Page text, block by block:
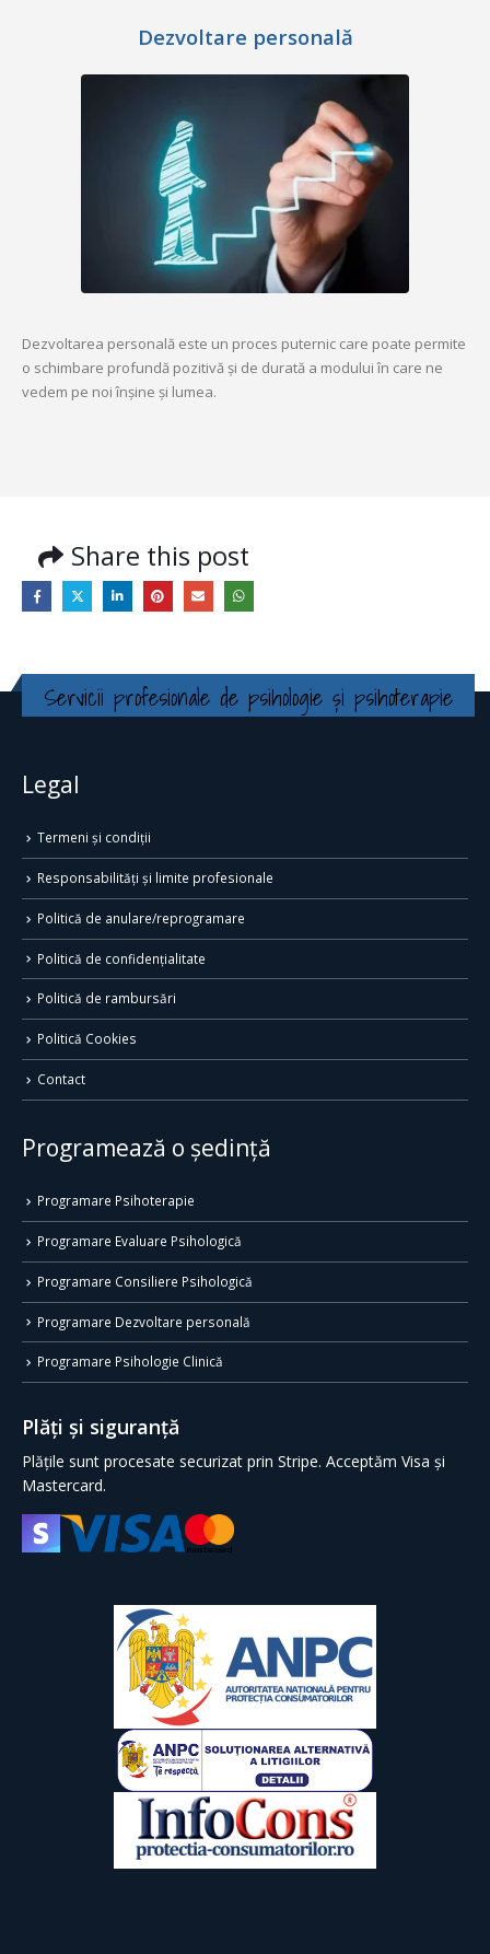
Dezvoltare personală
Dezvoltarea personală este un proces puternic care poate permite
o schimbare profundă pozitivă și de durată a modului în care ne
vedem pe noi înșine și lumea.
Share this post
Servicii profesionale de psihologie și psihoterapie
Legal
Termeni și condiții
Responsabilități și limite profesionale
Politică de anulare/reprogramare
Politică de confidențialitate
Politică de rambursări
Politică Cookies
Contact
Programează o ședință
Programare Psihoterapie
Programare Evaluare Psihologică
Programare Consiliere Psihologică
Programare Dezvoltare personală
Programare Psihologie Clinică
Plăți și siguranță
Plățile sunt procesate securizat prin Stripe. Acceptăm Visa și
Mastercard.